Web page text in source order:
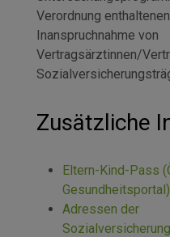
Verordnung
Inanspruchnahme von
Vertragsärztinnen/
Zusätzliche
Eltern-Kind-Pass
Gesundheitsportal)
Adressen der